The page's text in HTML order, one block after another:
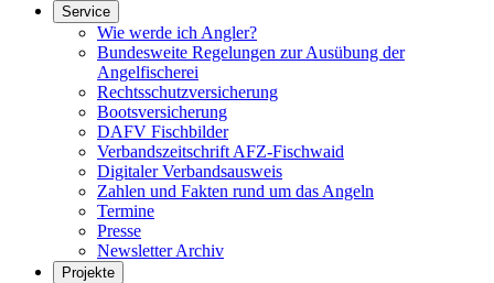
Service
Wie werde ich Angler?
Bundesweite Regelungen zur Ausübung der
Angelfischerei
Rechtsschutzversicherung
Bootsversicherung
DAFV Fischbilder
Verbandszeitschrift AFZ-Fischwaid
Digitaler Verbandsausweis
Zahlen und Fakten rund um das Angeln
Termine
Presse
Newsletter Archiv
Projekte